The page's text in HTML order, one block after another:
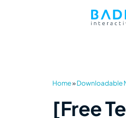
Home»Downloadable
[Free